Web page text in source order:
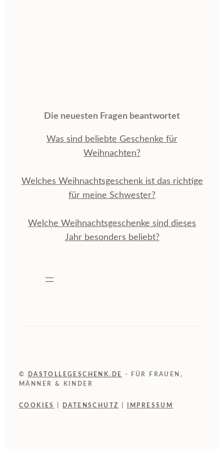
Die neuesten Fragen beantwortet
Was sind beliebte Geschenke für
Weihnachten?
Welches Weihnachtsgeschenk ist das richtige
für meine Schwester?
Welche Weihnachtsgeschenke sind dieses
Jahr besonders beliebt?
© DASTOLLEGESCHENK.DE
- FÜR FRAUEN,
MÄNNER & KINDER
COOKIES DATENSCHUTZ IMPRESSUM